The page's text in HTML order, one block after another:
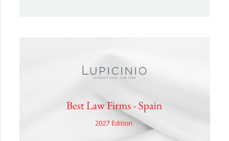
transposición de la…